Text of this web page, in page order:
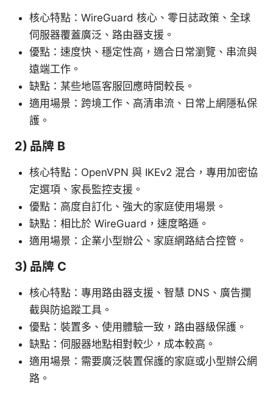
核心特點：WireGuard 核心、零日誌政策、全球
伺服器覆蓋廣泛、路由器支援。
優點：速度快、穩定性高，適合日常瀏覽、串流與
遠端工作。
缺點：某些地區客服回應時間較長。
適用場景：跨境工作、高清串流、日常上網隱私保
護。
2) 品牌 B
核心特點：OpenVPN 與 IKEv2 混合，專用加密協
定選項、家長監控支援。
優點：高度自訂化、強大的家庭使用場景。
缺點：相比於 WireGuard，速度略遜。
適用場景：企業小型辦公、家庭網路結合控管。
3) 品牌 C
核心特點：專用路由器支援、智慧 DNS、廣告攔
截與防追蹤工具。
優點：裝置多、使用體驗一致，路由器級保護。
缺點：伺服器地點相對較少，成本較高。
適用場景：需要廣泛裝置保護的家庭或小型辦公網
路。